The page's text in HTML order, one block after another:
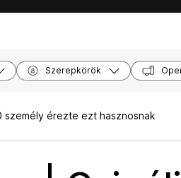
Szerepkörök
személy érezte ezt hasznosnak